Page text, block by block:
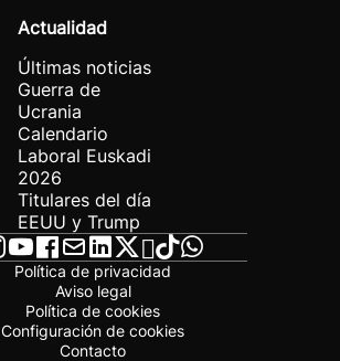
Actualidad
Últimas noticias
Guerra de
Ucrania
Calendario
Laboral Euskadi
2026
Titulares del día
EEUU y Trump
Política de privacidad
Aviso legal
Política de cookies
Configuración de cookies
Contacto